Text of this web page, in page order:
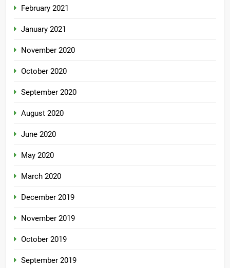
February 2021
January 2021
November 2020
October 2020
September 2020
August 2020
June 2020
May 2020
March 2020
December 2019
November 2019
October 2019
September 2019